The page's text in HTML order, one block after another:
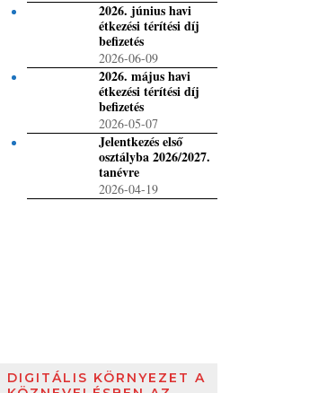
2026. június havi
étkezési térítési díj
befizetés
2026-06-09
2026. május havi
étkezési térítési díj
befizetés
2026-05-07
Jelentkezés első
osztályba 2026/2027.
tanévre
2026-04-19
DIGITÁLIS KÖRNYEZET A